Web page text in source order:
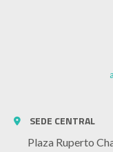
SEDE CENTRAL
Plaza Ruperto